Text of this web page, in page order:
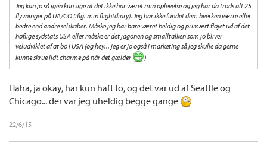
Jeg kan jo så igen kun sige at det ikke har været min oplevelse og jeg har da trods alt 25
flyvninger på UA/CO (iflg. min flightdiary). Jeg har ikke fundet dem hverken værre eller
bedre end andre selskaber. Måske jeg har bare været heldig og primært fløjet ud af det
høflige sydstats USA eller måske er det jagonen og smalltalken som jo bliver
veludviklet af at bo i USA (og hey... jeg er jo også i marketing så jeg skulle da gerne
kunne skrue lidt charme på når det gælder
)
Haha, ja okay, har kun haft to, og det var ud af Seattle og
Chicago... der var jeg uheldig begge gange
22/6/15